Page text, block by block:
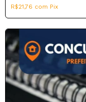
R$21,76 com Pix